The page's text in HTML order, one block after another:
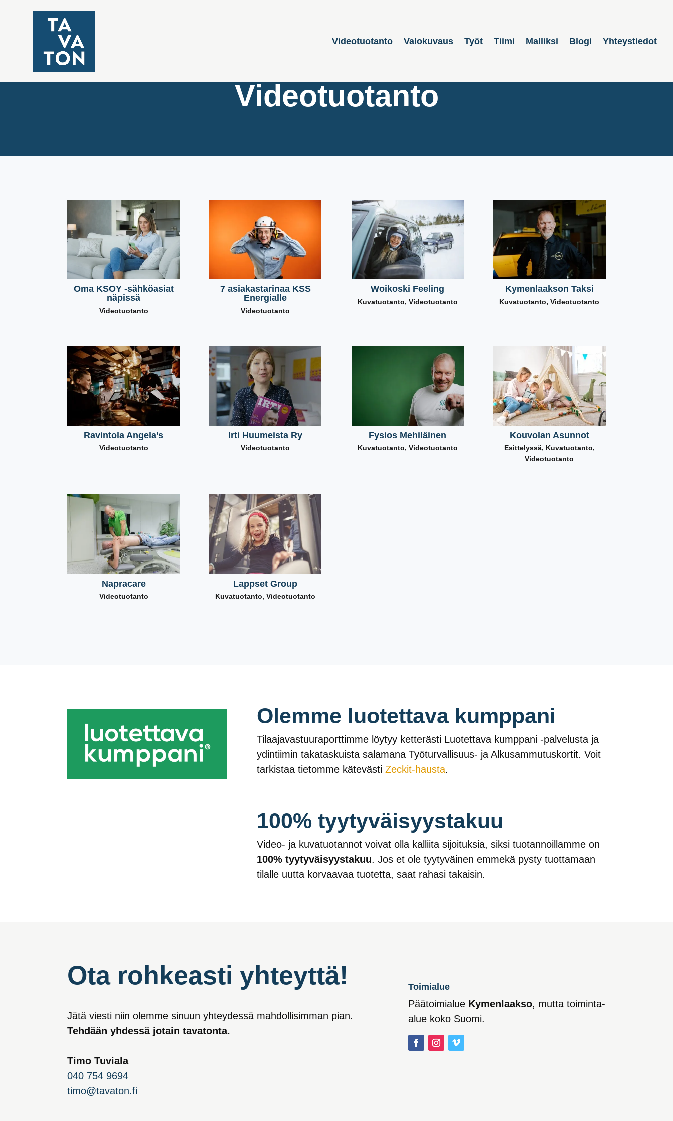
Videotuotanto Valokuvaus Työt Tiimi Malliksi Blogi Yhteystiedot
Videotuotanto
Oma KSOY -sähköasiat
näpissä
Videotuotanto
7 asiakastarinaa KSS
Energialle
Videotuotanto
Woikoski Feeling
Kuvatuotanto, Videotuotanto
Kymenlaakson Taksi
Kuvatuotanto,Videotuotanto
Ravintola Angela’s
Videotuotanto
Irti Huumeista Ry
Videotuotanto
Fysios Mehiläinen
Kuvatuotanto, Videotuotanto
Kouvolan Asunnot
Esittelyssä, Kuvatuotanto,
Videotuotanto
Napracare
Videotuotanto
Lappset Group
Kuvatuotanto,Videotuotanto
Olemme luotettava kumppani
Tilaajavastuuraporttimme löytyy ketterästi Luotettava kumppani -palvelusta ja
ydintiimin takataskuista salamana Työturvallisuus- ja Alkusammutuskortit. Voit
tarkistaa tietomme kätevästi Zeckit-hausta.
100% tyytyväisyystakuu
Video- ja kuvatuotannot voivat olla kalliita sijoituksia, siksi tuotannoillamme on
100% tyytyväisyystakuu. Jos et ole tyytyväinen emmekä pysty tuottamaan
tilalle uutta korvaavaa tuotetta, saat rahasi takaisin.
Ota rohkeasti yhteyttä!
Jätä viesti niin olemme sinuun yhteydessä mahdollisimman pian.
Tehdään yhdessä jotain tavatonta.
Timo Tuviala
040 754 9694
timo@tavaton.fi
Toimialue
Päätoimialue Kymenlaakso, mutta toiminta-
alue koko Suomi.